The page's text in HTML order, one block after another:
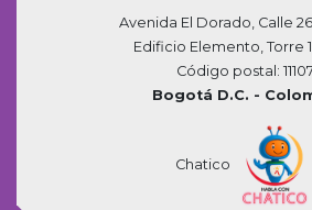
Avenida El Dorado, Calle
Edificio Elemento, Torre
Código postal:
Bogotá D.C. -
Chatico